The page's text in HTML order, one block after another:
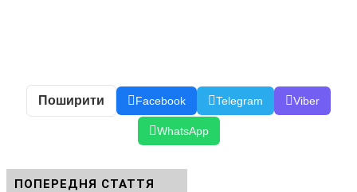
Поширити Facebook Telegram Viber
WhatsApp
ПОПЕРЕДНЯ СТАТТЯ